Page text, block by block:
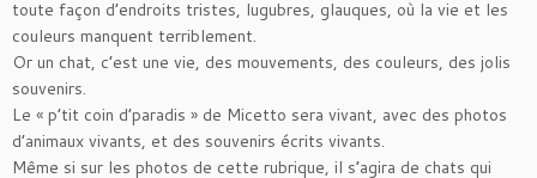
toute façon d’endroits tristes, lugubres, glauques, où la vie et les
couleurs manquent terriblement.
Or un chat, c’est une vie, des mouvements, des couleurs, des jolis
souvenirs.
Le « p’tit coin d’paradis » de Micetto sera vivant, avec des photos
d’animaux vivants, et des souvenirs écrits vivants.
Même si sur les photos de cette rubrique, il s’agira de chats qui